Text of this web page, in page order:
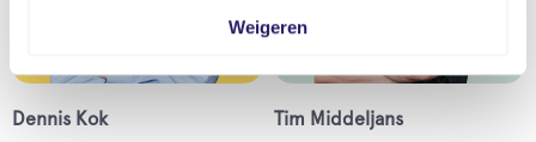
Weigeren
Dennis Kok
Tim Middeljans